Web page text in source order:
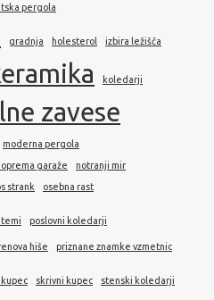
pergola
gradnja holesterol izbira ležišča
koledarji
zavese
moderna pergola
garaže
notranji mir
strank osebna rast
temi poslovni koledarji
hiše priznane znamke vzmetnic
skrivni kupec stenski koledarji